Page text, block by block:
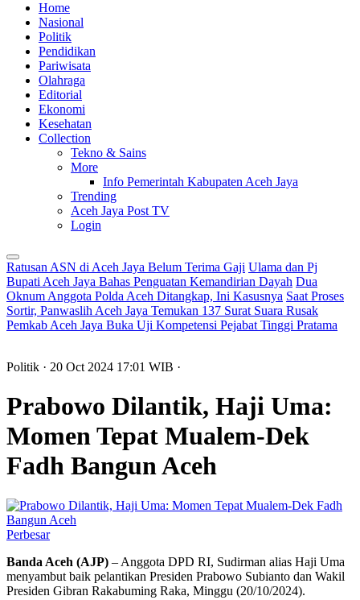
Home
Nasional
Politik
Pendidikan
Pariwisata
Olahraga
Editorial
Ekonomi
Kesehatan
Collection
Tekno & Sains
More
Info Pemerintah Kabupaten Aceh Jaya
Trending
Aceh Jaya Post TV
Login
Ratusan ASN di Aceh Jaya Belum Terima Gaji Ulama dan Pj
Bupati Aceh Jaya Bahas Penguatan Kemandirian Dayah Dua
Oknum Anggota Polda Aceh Ditangkap, Ini Kasusnya Saat Proses
Sortir, Panwaslih Aceh Jaya Temukan 137 Surat Suara Rusak
Pemkab Aceh Jaya Buka Uji Kompetensi Pejabat Tinggi Pratama
Politik · 20 Oct 2024 17:01 WIB ·
Prabowo Dilantik, Haji Uma:
Momen Tepat Mualem-Dek
Fadh Bangun Aceh
Perbesar
Banda Aceh (AJP) – Anggota DPD RI, Sudirman alias Haji Uma
menyambut baik pelantikan Presiden Prabowo Subianto dan Wakil
Presiden Gibran Rakabuming Raka, Minggu (20/10/2024).